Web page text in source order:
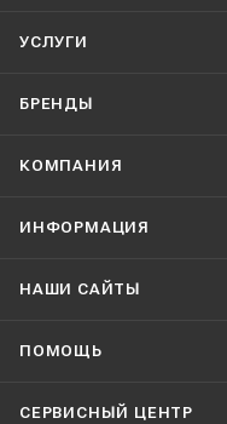
УСЛУГИ
БРЕНДЫ
КОМПАНИЯ
ИНФОРМАЦИЯ
НАШИ CАЙТЫ
ПОМОЩЬ
СЕРВИСНЫЙ ЦЕНТР